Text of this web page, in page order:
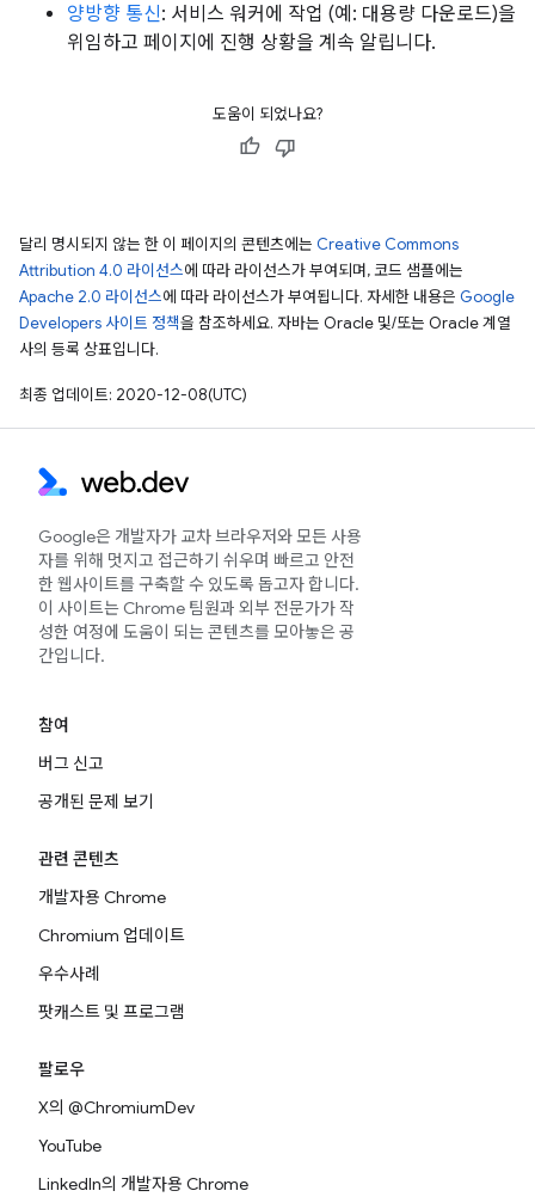
양방향 통신: 서비스 워커에 작업 (예: 대용량 다운로드)을
위임하고 페이지에 진행 상황을 계속 알립니다.
도움이 되었나요?
달리 명시되지 않는 한 이 페이지의 콘텐츠에는 Creative Commons
Attribution 4.0 라이선스에 따라 라이선스가 부여되며, 코드 샘플에는
Apache 2.0 라이선스에 따라 라이선스가 부여됩니다. 자세한 내용은 Google
Developers 사이트 정책을 참조하세요. 자바는 Oracle 및/또는 Oracle 계열
사의 등록 상표입니다.
최종 업데이트: 2020-12-08(UTC)
Google은 개발자가 교차 브라우저와 모든 사용
자를 위해 멋지고 접근하기 쉬우며 빠르고 안전
한 웹사이트를 구축할 수 있도록 돕고자 합니다.
이 사이트는 Chrome 팀원과 외부 전문가가 작
성한 여정에 도움이 되는 콘텐츠를 모아놓은 공
간입니다.
참여
버그 신고
공개된 문제 보기
관련 콘텐츠
개발자용 Chrome
Chromium 업데이트
우수사례
팟캐스트 및 프로그램
팔로우
X의 @ChromiumDev
YouTube
LinkedIn의 개발자용 Chrome